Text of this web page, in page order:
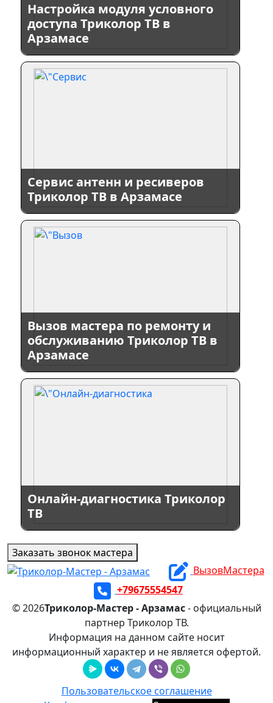
Настройка модуля условного
доступа Триколор ТВ в
Арзамасе
Сервис антенн и ресиверов
Триколор ТВ в Арзамасе
Вызов мастера по ремонту и
обслуживанию Триколор ТВ в
Арзамасе
Онлайн-диагностика Триколор
ТВ
Заказать звонок мастера
ВызовМастера
+79675554547
© 2026Триколор-Мастер - Арзамас- официальный
партнер Триколор ТВ.
Информация на данном сайте носит
информационный характер и не является офертой.
Пользовательское соглашение